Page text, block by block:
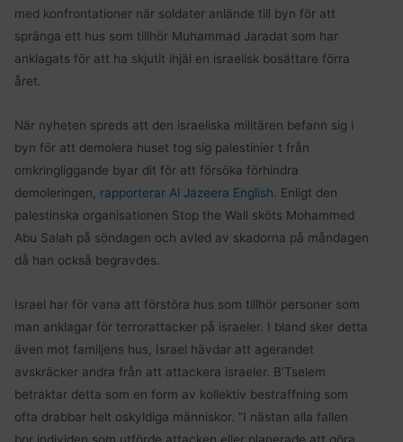
med konfrontationer när soldater anlände till byn för att
spränga ett hus som tillhör Muhammad Jaradat som har
anklagats för att ha skjutit ihjäl en israelisk bosättare förra
året.
När nyheten spreds att den israeliska militären befann sig i
byn för att demolera huset tog sig palestinier t från
omkringliggande byar dit för att försöka förhindra
demoleringen, rapporterar Al Jazeera English. Enligt den
palestinska organisationen Stop the Wall sköts Mohammed
Abu Salah på söndagen och avled av skadorna på måndagen
då han också begravdes.
Israel har för vana att förstöra hus som tillhör personer som
man anklagar för terrorattacker på israeler. I bland sker detta
även mot familjens hus, Israel hävdar att agerandet
avskräcker andra från att attackera israeler. B’Tselem
betraktar detta som en form av kollektiv bestraffning som
ofta drabbar helt oskyldiga människor. ”I nästan alla fallen